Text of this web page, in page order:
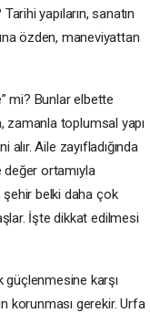
yapıların, sanatın
özden, maneviyattan
mi? Bunlar elbette
zamanla toplumsal yapı
Aile zayıfladığında
ortamıyla
şehir belki daha çok
İşte dikkat edilmesi
karşı
korunması gerekir. Urfa